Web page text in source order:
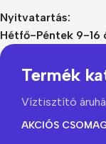
Nyitvatartás:
Hétfő-Péntek 9-16
Termék
Víztisztító
AKCIÓS